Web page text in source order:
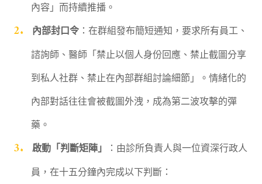
內容」而持續推播。
內部封口令：在群組發布簡短通知，要求所有員工、
諮詢師、醫師「禁止以個人身份回應、禁止截圖分享
到私人社群、禁止在內部群組討論細節」。情緒化的
內部對話往往會被截圖外洩，成為第二波攻擊的彈
藥。
啟動「判斷矩陣」
：由診所負責人與一位資深行政人
員，在十五分鐘內完成以下判斷：